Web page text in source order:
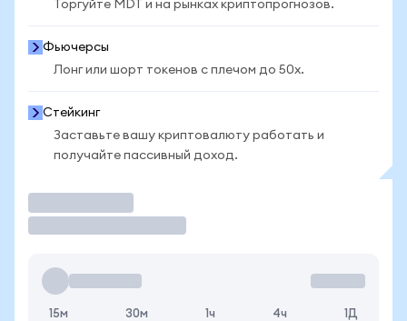
Торгуйте MDT и на рынках криптопрогнозов.
Фьючерсы
Лонг или шорт токенов с плечом до 50x.
Стейкинг
Заставьте вашу криптовалюту работать и
получайте пассивный доход.
15м 30м 1ч 4ч 1Д